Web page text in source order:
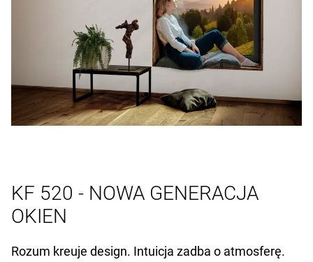
KF 520 - NOWA GENERACJA
OKIEN
Rozum kreuje design. Intuicja zadba o atmosferę.